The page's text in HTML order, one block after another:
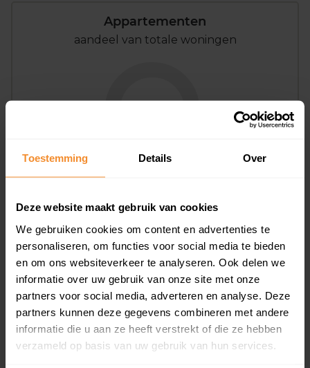
Toestemming Details Over
Deze website maakt gebruik van cookies
We gebruiken cookies om content en advertenties te
personaliseren, om functies voor social media te bieden
en om ons websiteverkeer te analyseren. Ook delen we
informatie over uw gebruik van onze site met onze
partners voor social media, adverteren en analyse. Deze
partners kunnen deze gegevens combineren met andere
informatie die u aan ze heeft verstrekt of die ze hebben
verzameld op basis van uw gebruik van hun services.
Appartementen
aandeel van totale woningen
Bouwjaar
T/m 1945
0%